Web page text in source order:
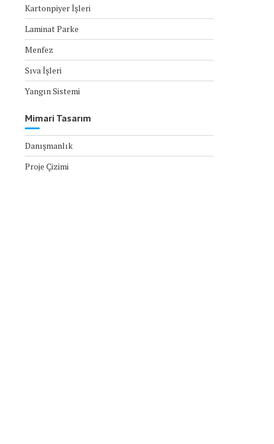
Kartonpiyer İşleri
Laminat Parke
Menfez
Sıva İşleri
Yangın Sistemi
Mimari Tasarım
Danışmanlık
Proje Çizimi